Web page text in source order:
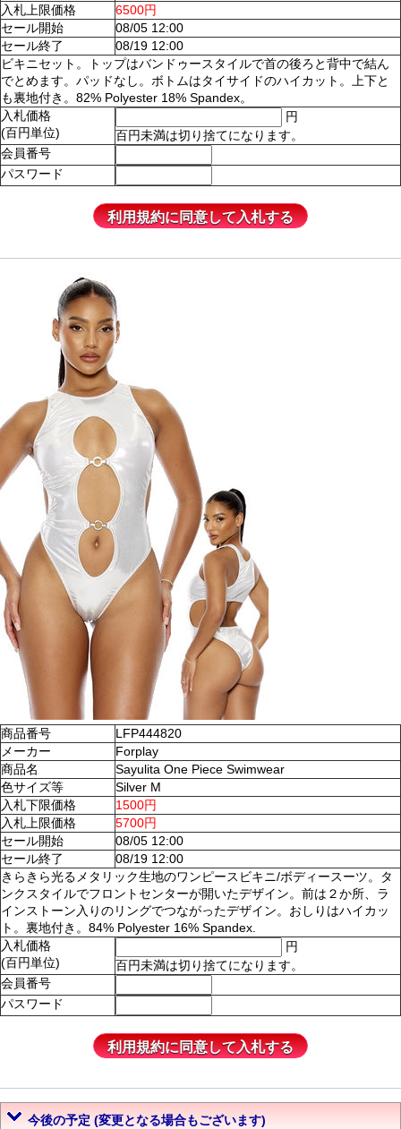
入札上限価格
6500円
セール開始
08/05 12:00
セール終了
08/19 12:00
ビキニセット。トップはバンドゥースタイルで首の後ろと背中で結ん
でとめます。パッドなし。ボトムはタイサイドのハイカット。上下と
も裏地付き。82% Polyester 18% Spandex。
入札価格
(百円単位)
円
百円未満は切り捨てになります。
会員番号
パスワード
商品番号
LFP444820
メーカー
Forplay
商品名
Sayulita One Piece Swimwear
色サイズ等
Silver M
入札下限価格
1500円
入札上限価格
5700円
セール開始
08/05 12:00
セール終了
08/19 12:00
きらきら光るメタリック生地のワンピースビキニ/ボディースーツ。タ
ンクスタイルでフロントセンターが開いたデザイン。前は２か所、ラ
インストーン入りのリングでつながったデザイン。おしりはハイカッ
ト。裏地付き。84% Polyester 16% Spandex.
入札価格
(百円単位)
円
百円未満は切り捨てになります。
会員番号
パスワード
今後の予定 (変更となる場合もございます)